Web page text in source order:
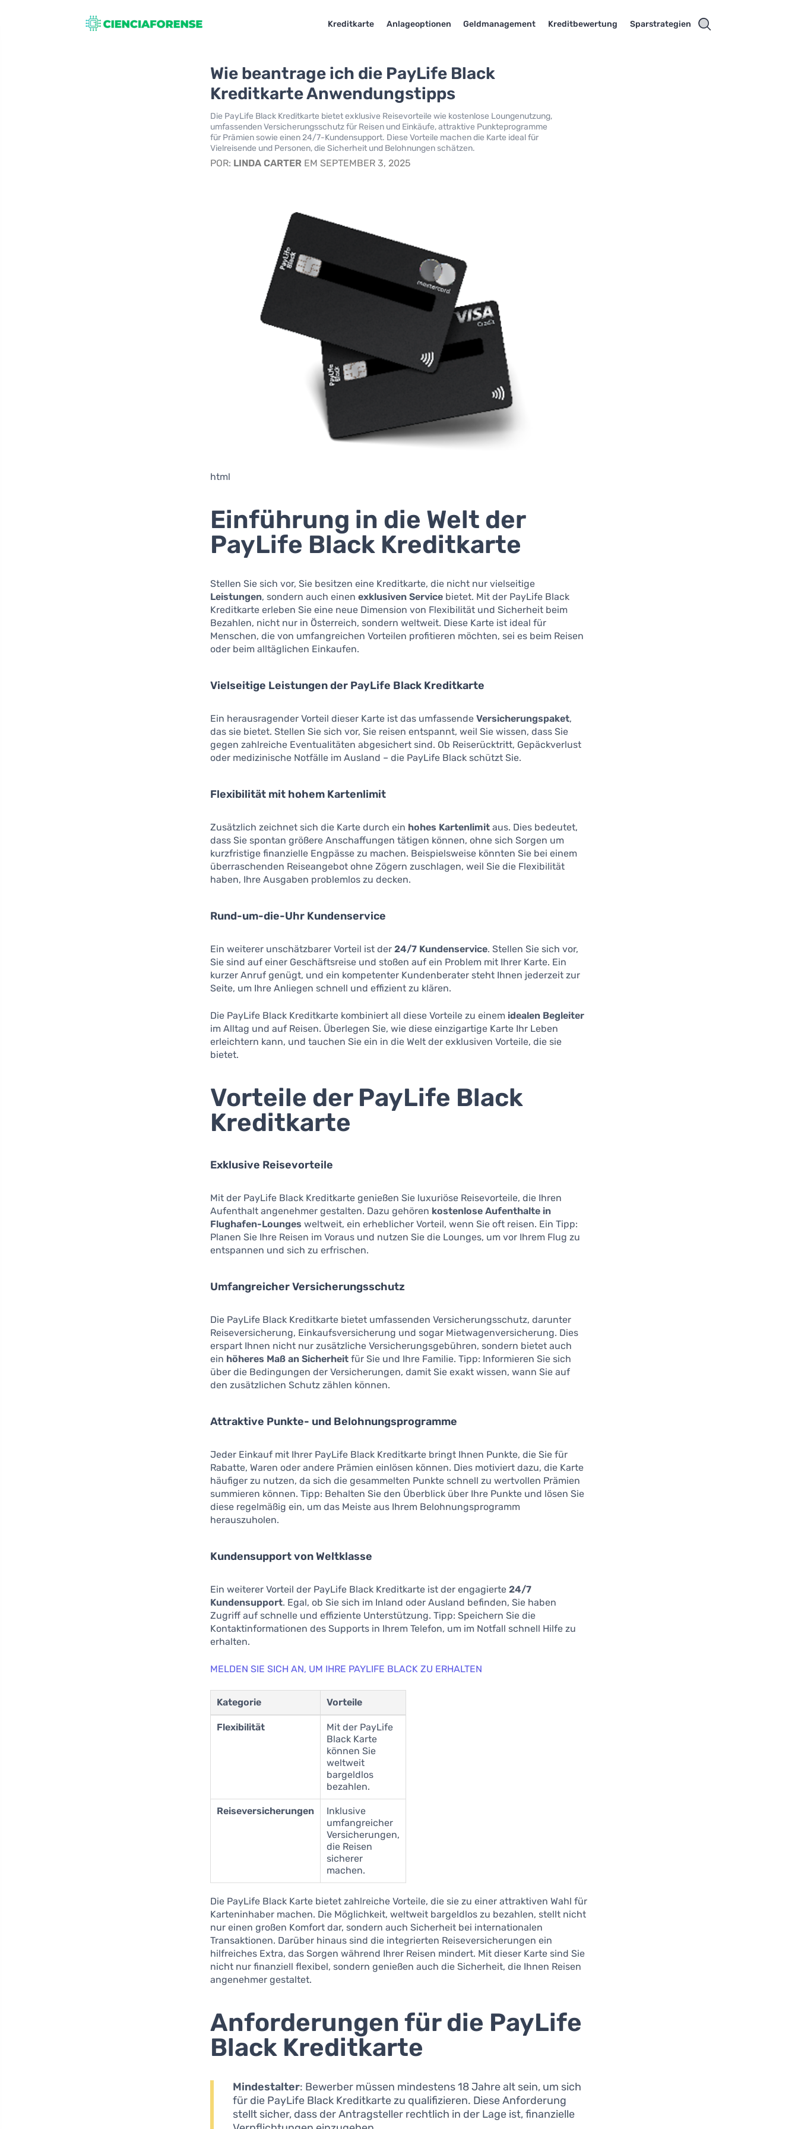
Kreditkarte Anlageoptionen Geldmanagement Kreditbewertung Sparstrategien
Wie beantrage ich die PayLife Black
Kreditkarte Anwendungstipps
Die PayLife Black Kreditkarte bietet exklusive Reisevorteile wie kostenlose Loungenutzung,
umfassenden Versicherungsschutz für Reisen und Einkäufe, attraktive Punkteprogramme
für Prämien sowie einen 24/7-Kundensupport. Diese Vorteile machen die Karte ideal für
Vielreisende und Personen, die Sicherheit und Belohnungen schätzen.
POR: LINDA CARTER EM SEPTEMBER 3, 2025
html
Einführung in die Welt der
PayLife Black Kreditkarte
Stellen Sie sich vor, Sie besitzen eine Kreditkarte, die nicht nur vielseitige
Leistungen, sondern auch einenexklusiven Service bietet. Mit der PayLife Black
Kreditkarte erleben Sie eine neue Dimension von Flexibilität und Sicherheit beim
Bezahlen, nicht nur in Österreich, sondern weltweit. Diese Karte ist ideal für
Menschen, die von umfangreichen Vorteilen profitieren möchten, sei es beim Reisen
oder beim alltäglichen Einkaufen.
Vielseitige Leistungen der PayLife Black Kreditkarte
Ein herausragender Vorteil dieser Karte ist das umfassendeVersicherungspaket,
das sie bietet. Stellen Sie sich vor, Sie reisen entspannt, weil Sie wissen, dass Sie
gegen zahlreiche Eventualitäten abgesichert sind. Ob Reiserücktritt, Gepäckverlust
oder medizinische Notfälle im Ausland – die PayLife Black schützt Sie.
Flexibilität mit hohem Kartenlimit
Zusätzlich zeichnet sich die Karte durch ein hohes Kartenlimit aus. Dies bedeutet,
dass Sie spontan größere Anschaffungen tätigen können, ohne sich Sorgen um
kurzfristige finanzielle Engpässe zu machen. Beispielsweise könnten Sie bei einem
überraschenden Reiseangebot ohne Zögern zuschlagen, weil Sie die Flexibilität
haben, Ihre Ausgaben problemlos zu decken.
Rund-um-die-Uhr Kundenservice
Ein weiterer unschätzbarer Vorteil ist der24/7 Kundenservice. Stellen Sie sich vor,
Sie sind auf einer Geschäftsreise und stoßen auf ein Problem mit Ihrer Karte. Ein
kurzer Anruf genügt, und ein kompetenter Kundenberater steht Ihnen jederzeit zur
Seite, um Ihre Anliegen schnell und effizient zu klären.
Die PayLife Black Kreditkarte kombiniert all diese Vorteile zu einem idealen Begleiter
im Alltag und auf Reisen. Überlegen Sie, wie diese einzigartige Karte Ihr Leben
erleichtern kann, und tauchen Sie ein in die Welt der exklusiven Vorteile, die sie
bietet.
Vorteile der PayLife Black
Kreditkarte
Exklusive Reisevorteile
Mit der PayLife Black Kreditkarte genießen Sie luxuriöse Reisevorteile, die Ihren
Aufenthalt angenehmer gestalten. Dazu gehören kostenlose Aufenthalte in
Flughafen-Lounges weltweit, ein erheblicher Vorteil, wenn Sie oft reisen. Ein Tipp:
Planen Sie Ihre Reisen im Voraus und nutzen Sie die Lounges, um vor Ihrem Flug zu
entspannen und sich zu erfrischen.
Umfangreicher Versicherungsschutz
Die PayLife Black Kreditkarte bietet umfassenden Versicherungsschutz, darunter
Reiseversicherung, Einkaufsversicherung und sogar Mietwagenversicherung. Dies
erspart Ihnen nicht nur zusätzliche Versicherungsgebühren, sondern bietet auch
ein höheres Maß an Sicherheit für Sie und Ihre Familie. Tipp: Informieren Sie sich
über die Bedingungen der Versicherungen, damit Sie exakt wissen, wann Sie auf
den zusätzlichen Schutz zählen können.
Attraktive Punkte- und Belohnungsprogramme
Jeder Einkauf mit Ihrer PayLife Black Kreditkarte bringt Ihnen Punkte, die Sie für
Rabatte, Waren oder andere Prämien einlösen können. Dies motiviert dazu, die Karte
häufiger zu nutzen, da sich die gesammelten Punkte schnell zu wertvollen Prämien
summieren können. Tipp: Behalten Sie den Überblick über Ihre Punkte und lösen Sie
diese regelmäßig ein, um das Meiste aus Ihrem Belohnungsprogramm
herauszuholen.
Kundensupport von Weltklasse
Ein weiterer Vorteil der PayLife Black Kreditkarte ist der engagierte24/7
Kundensupport. Egal, ob Sie sich im Inland oder Ausland befinden, Sie haben
Zugriff auf schnelle und effiziente Unterstützung. Tipp: Speichern Sie die
Kontaktinformationen des Supports in Ihrem Telefon, um im Notfall schnell Hilfe zu
erhalten.
MELDEN SIE SICH AN, UM IHRE PAYLIFE BLACK ZU ERHALTEN
Kategorie Vorteile
Flexibilität
Mit der PayLife
Black Karte
können Sie
weltweit
bargeldlos
bezahlen.
Reiseversicherungen
Inklusive
umfangreicher
Versicherungen,
die Reisen
sicherer
machen.
Die PayLife Black Karte bietet zahlreiche Vorteile, die sie zu einer attraktiven Wahl für
Karteninhaber machen. Die Möglichkeit, weltweit bargeldlos zu bezahlen, stellt nicht
nur einen großen Komfort dar, sondern auch Sicherheit bei internationalen
Transaktionen. Darüber hinaus sind die integrierten Reiseversicherungen ein
hilfreiches Extra, das Sorgen während Ihrer Reisen mindert. Mit dieser Karte sind Sie
nicht nur finanziell flexibel, sondern genießen auch die Sicherheit, die Ihnen Reisen
angenehmer gestaltet.
Anforderungen für die PayLife
Black Kreditkarte
Mindestalter: Bewerber müssen mindestens 18 Jahre alt sein, um sich
für die PayLife Black Kreditkarte zu qualifizieren. Diese Anforderung
stellt sicher, dass der Antragsteller rechtlich in der Lage ist, finanzielle